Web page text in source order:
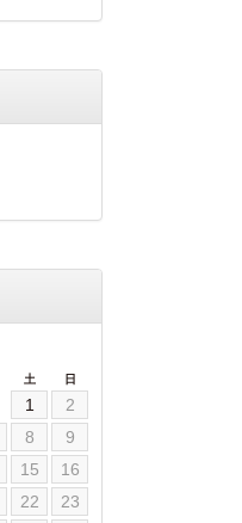
土 日
1
2
8
9
15
16
22
23